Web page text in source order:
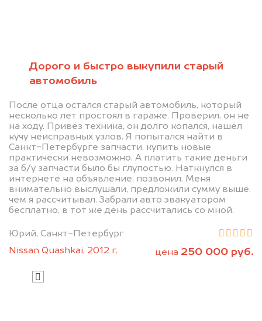
Дорого и быстро выкупили старый
автомобиль
После отца остался старый автомобиль, который
несколько лет простоял в гараже. Проверил, он не
на ходу. Привёз техника, он долго копался, нашёл
кучу неисправных узлов. Я попытался найти в
Санкт-Петербурге запчасти, купить новые
практически невозможно. А платить такие деньги
за б/у запчасти было бы глупостью. Наткнулся в
интернете на объявление, позвонил. Меня
внимательно выслушали, предложили сумму выше,
чем я рассчитывал. Забрали авто эвакуатором
бесплатно, в тот же день рассчитались со мной.
Юрий, Санкт-Петербург
Nissan Quashkai, 2012 г.
цена 250 000 руб.
Узнайте стоимость проблемного
автомобиля на разбор.
Мы купим ваше авто на 20.000 руб.
дороже, чем предлагают на
автоаукционах.